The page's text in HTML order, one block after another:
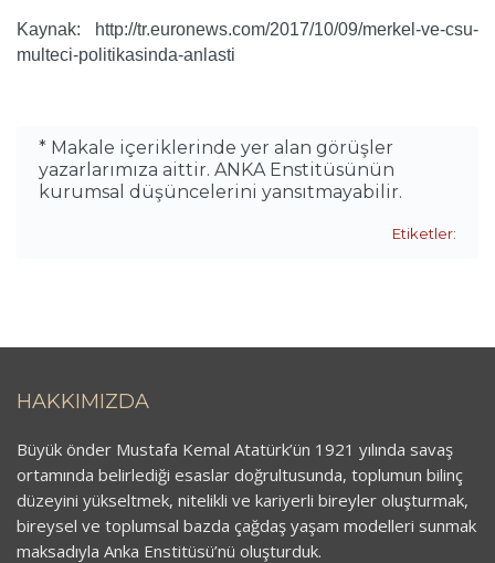
Kaynak: http://tr.euronews.com/2017/10/09/merkel-ve-csu-
multeci-politikasinda-anlasti
* Makale içeriklerinde yer alan görüşler
yazarlarımıza aittir. ANKA Enstitüsünün
kurumsal düşüncelerini yansıtmayabilir.
Etiketler:
HAKKIMIZDA
Büyük önder Mustafa Kemal Atatürk’ün 1921 yılında savaş
ortamında belirlediği esaslar doğrultusunda, toplumun bilinç
düzeyini yükseltmek, nitelikli ve kariyerli bireyler oluşturmak,
bireysel ve toplumsal bazda çağdaş yaşam modelleri sunmak
maksadıyla Anka Enstitüsü’nü oluşturduk.